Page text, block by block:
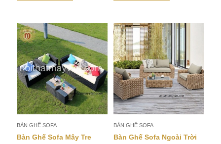
BÀN GHẾ SOFA
Bàn Ghế Sofa Mây Tre
BÀN GHẾ SOFA
Bàn Ghế Sofa Ngoài Trời